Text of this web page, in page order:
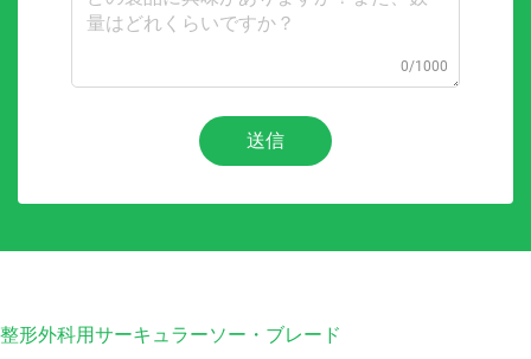
0/1000
送信
整形外科用サーキュラーソー・ブレード